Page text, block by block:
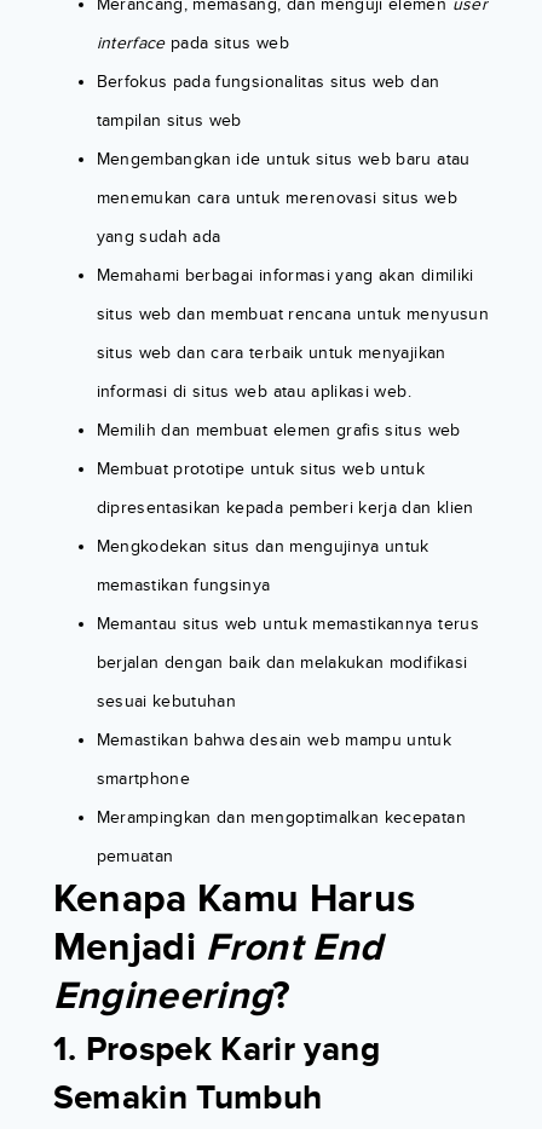
interfacepada situs web
Berfokus pada fungsionalitas situs web dan
tampilan situs web
Mengembangkan ide untuk situs web baru atau
menemukan cara untuk merenovasi situs web
yang sudah ada
Memahami berbagai informasi yang akan dimiliki
situs web dan membuat rencana untuk menyusun
situs web dan cara terbaik untuk menyajikan
informasi di situs web atau aplikasi web.
Memilih dan membuat elemen grafis situs web
Membuat prototipe untuk situs web untuk
dipresentasikan kepada pemberi kerja dan klien
Mengkodekan situs dan mengujinya untuk
memastikan fungsinya
Memantau situs web untuk memastikannya terus
berjalan dengan baik dan melakukan modifikasi
sesuai kebutuhan
Memastikan bahwa desain web mampu untuk
smartphone
Merampingkan dan mengoptimalkan kecepatan
pemuatan
Kenapa Kamu Harus
Menjadi Front End
Engineering?
1. Prospek Karir yang
Semakin Tumbuh